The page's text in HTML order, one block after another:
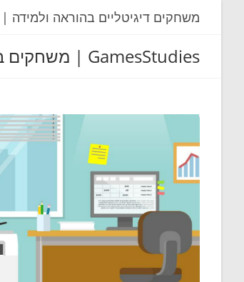
משחקים דיגיטליים בהוראה ולמידה |
GamesStudies | משחקים בחינוך